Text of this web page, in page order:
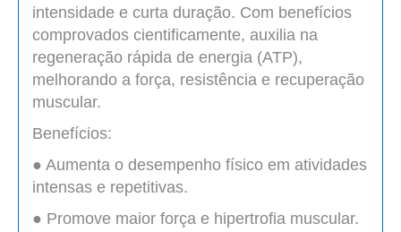
intensidade e curta duração. Com benefícios
comprovados cientificamente, auxilia na
regeneração rápida de energia (ATP),
melhorando a força, resistência e recuperação
muscular.
Benefícios:
● Aumenta o desempenho físico em atividades
intensas e repetitivas.
● Promove maior força e hipertrofia muscular.